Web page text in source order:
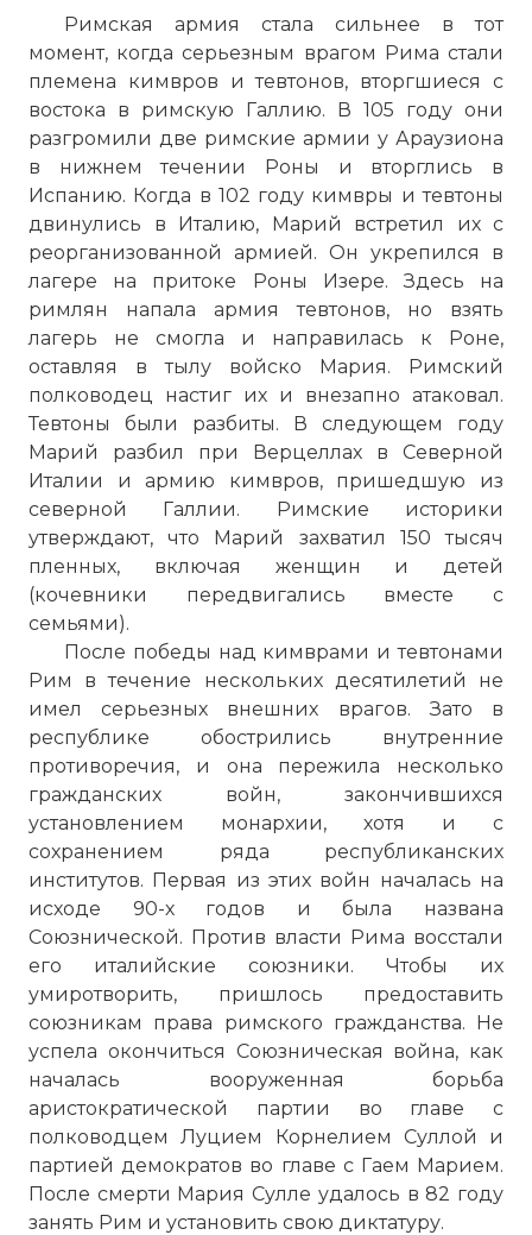
Римская армия стала сильнее в тот
момент, когда серьезным врагом Рима стали
племена кимвров и тевтонов, вторгшиеся с
востока в римскую Галлию. В 105 году они
разгромили две римские армии у Араузиона
в нижнем течении Роны и вторглись в
Испанию. Когда в 102 году кимвры и тевтоны
двинулись в Италию, Марий встретил их с
реорганизованной армией. Он укрепился в
лагере на притоке Роны Изере. Здесь на
римлян напала армия тевтонов, но взять
лагерь не смогла и направилась к Роне,
оставляя в тылу войско Мария. Римский
полководец настиг их и внезапно атаковал.
Тевтоны были разбиты. В следующем году
Марий разбил при Верцеллах в Северной
Италии и армию кимвров, пришедшую из
северной Галлии. Римские историки
утверждают, что Марий захватил 150 тысяч
пленных, включая женщин и детей
(кочевники передвигались вместе с
семьями).
После победы над кимврами и тевтонами
Рим в течение нескольких десятилетий не
имел серьезных внешних врагов. Зато в
республике обострились внутренние
противоречия, и она пережила несколько
гражданских войн, закончившихся
установлением монархии, хотя и с
сохранением ряда республиканских
институтов. Первая из этих войн началась на
исходе 90-х годов и была названа
Союзнической. Против власти Рима восстали
его италийские союзники. Чтобы их
умиротворить, пришлось предоставить
союзникам права римского гражданства. Не
успела окончиться Союзническая война, как
началась вооруженная борьба
аристократической партии во главе с
полководцем Луцием Корнелием Суллой и
партией демократов во главе с Гаем Марием.
После смерти Мария Сулле удалось в 82 году
занять Рим и установить свою диктатуру.